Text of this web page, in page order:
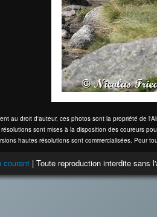
au droit d'auteur, ces photos sont la propriété de
sont mises à la disposition des coureurs
hautes résolutions sont commercialisées. Pour
courant | Toute reproduction interdite sans